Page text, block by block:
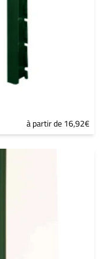
à partir de 16,92€